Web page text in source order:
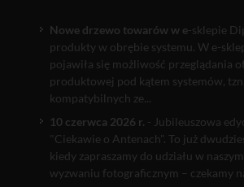
Nowe drzewo towarów w e-sklepie
produkty w obrębie systemu. W e-
pojawiła się możliwość przeglądania
produktowej pod kątem systemów,
kompatybilnych ze...
10 czerwca 2026 r. - Jubileuszowa
"Ciekawie o Antenach". To już
kiedy zapraszamy do udziału w
wyzwaniu fotograficznym – czekamy